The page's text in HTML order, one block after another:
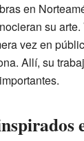
en
su
vez en
Allí, su